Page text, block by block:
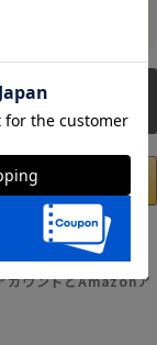
ています。
よび新規WEB会員登
カウントとAmazonア